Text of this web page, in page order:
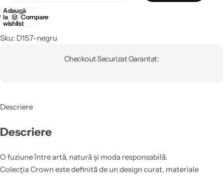
Adaugă
la
wishlist
Compare
Sku: D157-negru
Checkout Securizat Garantat:
Descriere
Descriere
O fuziune între artă, natură și moda responsabilă.
Colecția Crown este definită de un design curat, materiale